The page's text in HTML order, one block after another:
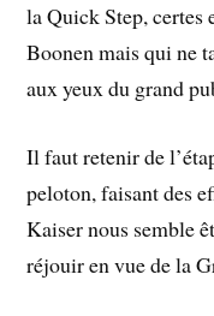
la Quick Step, certes
Boonen mais qui ne
aux yeux du grand
Il faut retenir de
peloton, faisant des
Kaiser nous semble
réjouir en vue de la